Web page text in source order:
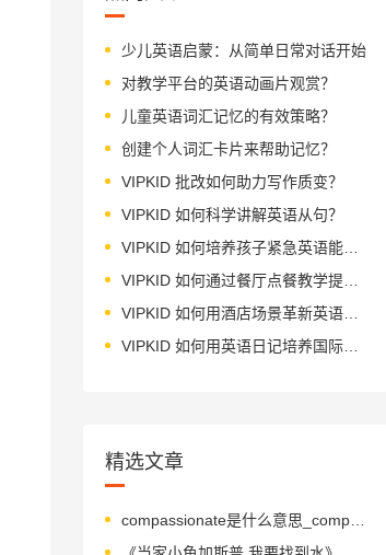
少儿英语启蒙：从简单日常对话开始
对教学平台的英语动画片观赏？
儿童英语词汇记忆的有效策略？
创建个人词汇卡片来帮助记忆？
VIPKID 批改如何助力写作质变？
VIPKID 如何科学讲解英语从句？
VIPKID 如何培养孩子紧急英语能力？
VIPKID 如何通过餐厅点餐教学提升少儿英语应用能力？
VIPKID 如何用酒店场景革新英语教学？
VIPKID 如何用英语日记培养国际化人才？
精选文章
compassionate是什么意思_compassionate怎么读_音标kəm'pæʃənət